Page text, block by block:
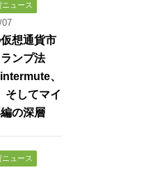
ュース
07
想通貨市
ンプ法
、
そしてマイ
の深層
ュース